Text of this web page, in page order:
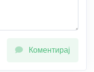
Коментирај